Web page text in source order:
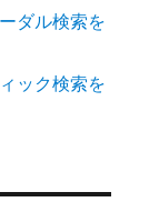
ダル検索を
ック検索を